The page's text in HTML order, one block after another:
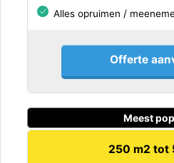
Alles opruimen /
Offerte
Meest
250 m2 tot